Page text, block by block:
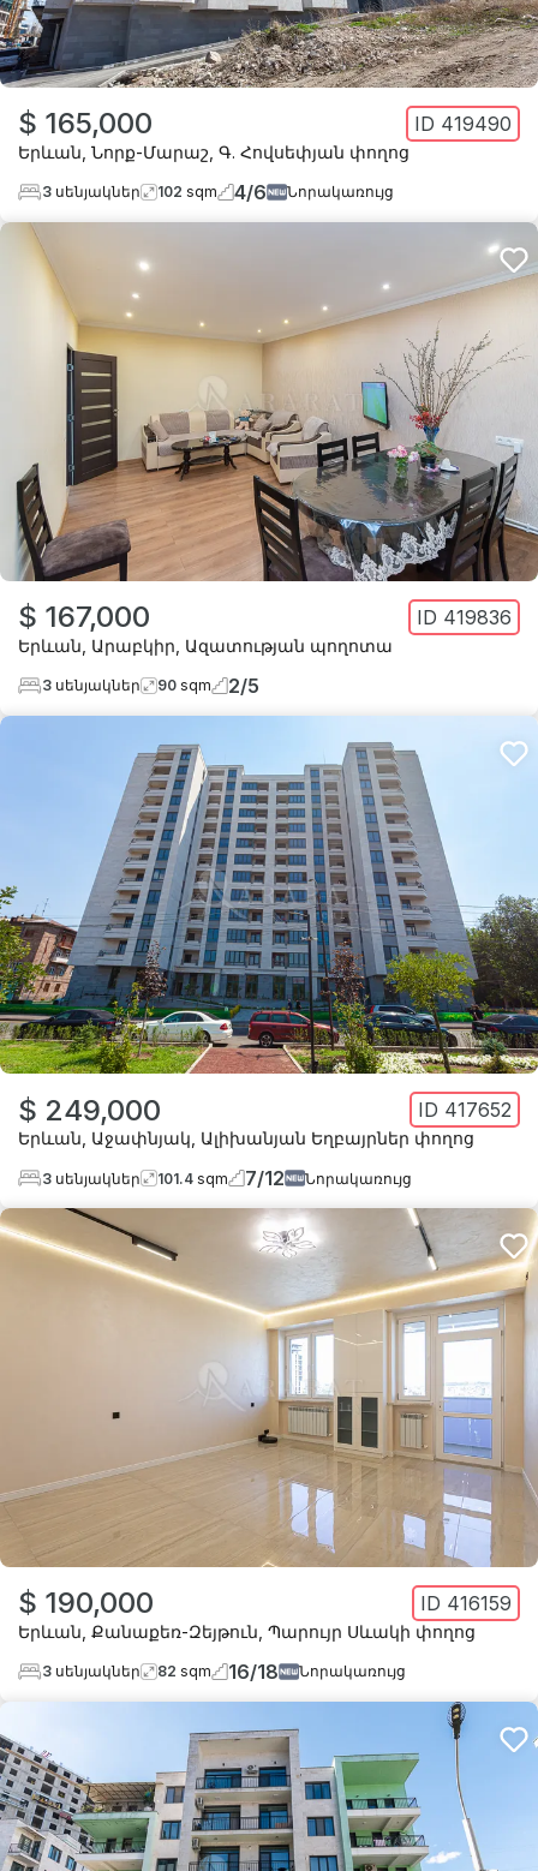
$ 165,000 ID 419490
Երևան Նորք-Մարաշ Գ. Հովսեփյան փողոց
3 սենյակներ 102 sqm 4/6 Նորակառույց
$ 167,000 ID 419836
Երևան Արաբկիր Ազատության պողոտա
3 սենյակներ 90 sqm 2/5
$ 249,000 ID 417652
Երևան Աջափնյակ Ալիխանյան Եղբայրներ փողոց
3 սենյակներ 101.4 sqm 7/12 Նորակառույց
$ 190,000 ID 416159
Երևան Քանաքեռ-Զեյթուն Պարույր Սևակի փողոց
3 սենյակներ 82 sqm 16/18 Նորակառույց